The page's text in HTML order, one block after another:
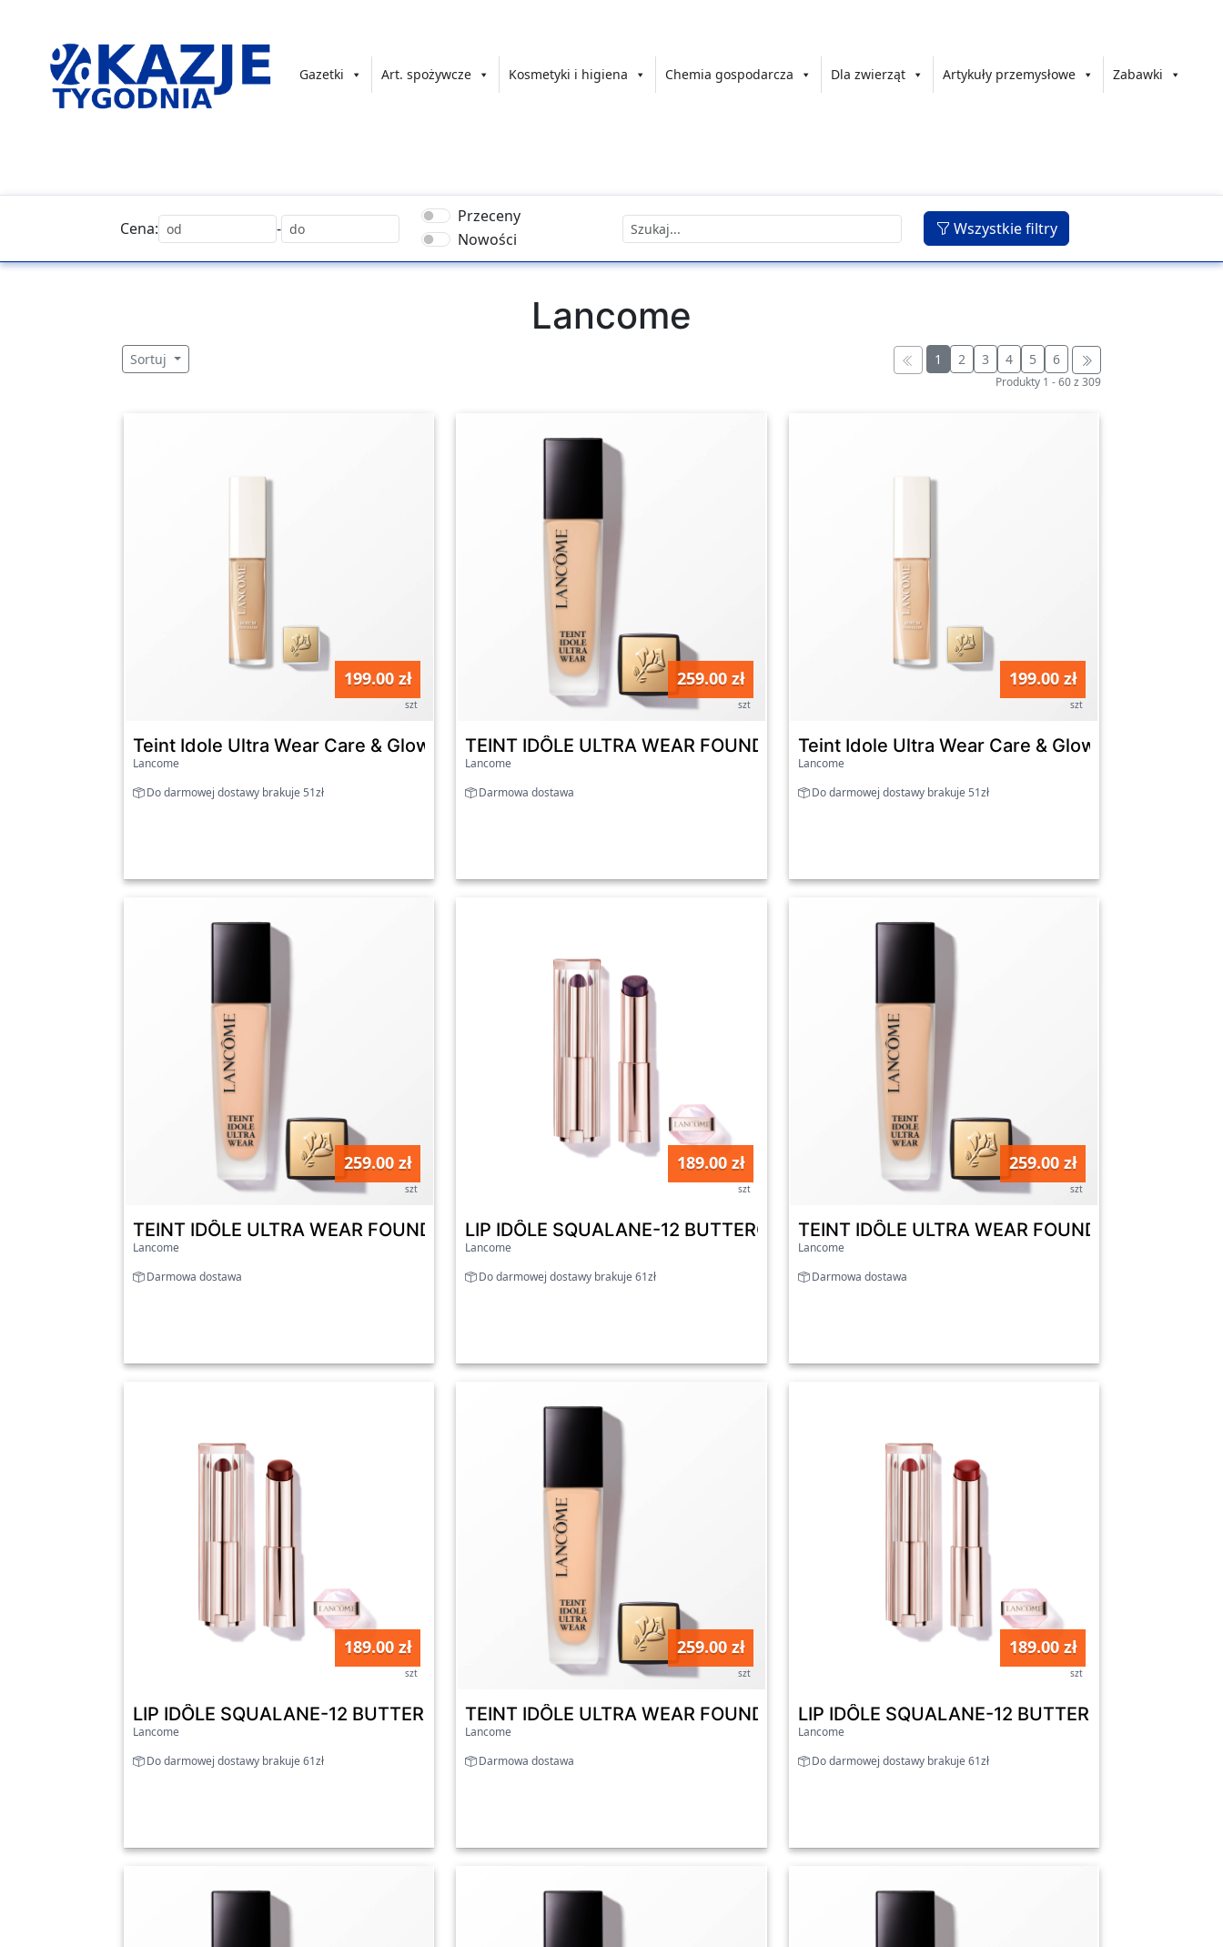
Gazetki Art. spożywcze Kosmetyki i higiena Chemia gospodarcza Dla zwierząt Artykuły przemysłowe Zabawki
Cena: -
Przeceny
Nowości
Wszystkie filtry
Lancome
Sortuj 1 2 3 4 5 6
Produkty 1 -60z 309
199.00 zł
szt
Teint Idole Ultra Wear Care & Glow - Rozświetlający korektor w płynie 305N
Lancome
Do darmowej dostawy brakuje 51zł
259.00 zł
szt
TEINT IDÔLE ULTRA WEAR FOUNDATION - Nowa, ulepszona formuła 105W
Lancome
Darmowa dostawa
199.00 zł
szt
Teint Idole Ultra Wear Care & Glow -
Lancome
Do darmowej dostawy brakuje 51zł
259.00 zł
szt
TEINT IDÔLE ULTRA WEAR FOUNDATION - Nowa, ulepszona formuła 110C
Lancome
Darmowa dostawa
189.00 zł
szt
LIP IDÔLE SQUALANE-12 BUTTERGLOW - Odżywczy balsam do ust Berry Bisou
Lancome
Do darmowej dostawy brakuje 61zł
259.00 zł
szt
TEINT IDÔLE ULTRA WEAR FOUNDATION -
Lancome
Darmowa dostawa
189.00 zł
szt
LIP IDÔLE SQUALANE-12 BUTTERGLOW - Odżywczy balsam do ust Berry Glow
Lancome
Do darmowej dostawy brakuje 61zł
259.00 zł
szt
TEINT IDÔLE ULTRA WEAR FOUNDATION - Nowa, ulepszona formuła 120N
Lancome
Darmowa dostawa
189.00 zł
szt
LIP IDÔLE SQUALANE-12 BUTTERGLOW -
Lancome
Do darmowej dostawy brakuje 61zł